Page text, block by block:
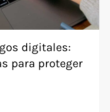
digitales:
para proteger